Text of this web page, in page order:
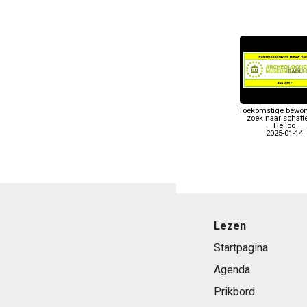
Toekomstige
zoek naar
Heiloo
2025-01-14
Lezen
Startpagina
Agenda
Prikbord